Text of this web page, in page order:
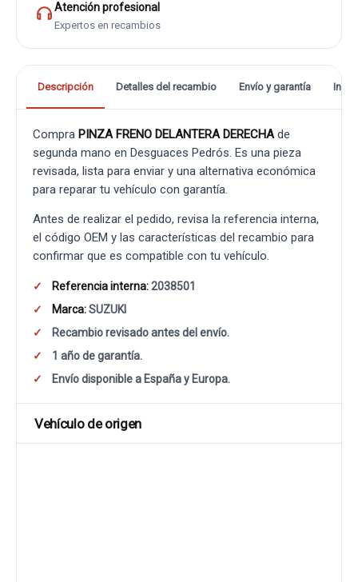
Atención profesional
Expertos en recambios
Descripción Detalles del recambio Envío y garantía
Compra PINZA FRENO DELANTERA DERECHAde
segunda mano en Desguaces Pedrós. Es una pieza
revisada, lista para enviar y una alternativa económica
para reparar tu vehículo con garantía.
Antes de realizar el pedido, revisa la referencia interna,
el código OEM y las características del recambio para
confirmar que es compatible con tu vehículo.
Referencia interna:2038501
Marca:SUZUKI
Recambio revisado antes del envío.
1 año de garantía.
Envío disponible a España y Europa.
Vehículo de origen